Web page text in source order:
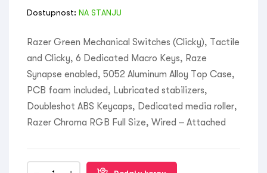
Dostupnost: NA STANJU
Razer Green Mechanical Switches (Clicky), Tactile
and Clicky, 6 Dedicated Macro Keys, Raze
Synapse enabled, 5052 Aluminum Alloy Top Case,
PCB foam included, Lubricated stabilizers,
Doubleshot ABS Keycaps, Dedicated media roller,
Razer Chroma RGB Full Size, Wired – Attached